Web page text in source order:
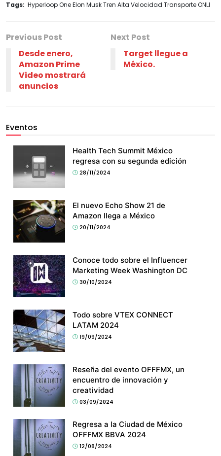
Tags: Hyperloop One Elon Musk Tren Alta Velocidad Transporte ONLI
Previous Post
Desde enero,
Amazon Prime
Video mostrará
anuncios
Next Post
Target llegue a
México.
Eventos
Health Tech Summit México
regresa con su segunda edición
28/11/2024
El nuevo Echo Show 21 de
Amazon llega a México
20/11/2024
Conoce todo sobre el Influencer
Marketing Week Washington DC
30/10/2024
Todo sobre VTEX CONNECT
LATAM 2024
19/09/2024
Reseña del evento OFFFMX, un
encuentro de innovación y
creatividad
03/09/2024
Regresa a la Ciudad de México
OFFFMX BBVA 2024
12/08/2024